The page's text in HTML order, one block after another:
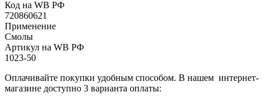
Код на WB РФ
720860621
Применение
Смолы
Артикул на WB РФ
1023-50
Оплачивайте покупки удобным способом. В нашем интернет-
магазине доступно 3 варианта оплаты: